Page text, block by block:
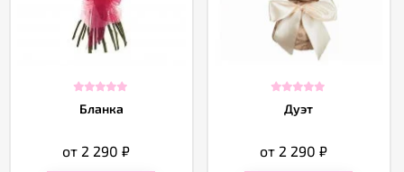
Бланка
от 2 290 ₽
Дуэт
от 2 290 ₽